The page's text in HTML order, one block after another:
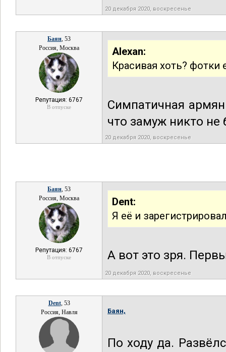
20 декабря 2020, воскресенье
Баян, 53
Россия, Москва
Репутация: 6767
В отпуске
Alexan:
Красивая хоть? фотки
Симпатичная
что замуж никто не
20 декабря 2020, воскресенье
Баян, 53
Россия, Москва
Репутация: 6767
В отпуске
Dent:
Я её и
А вот это зря.
20 декабря 2020, воскресенье
Dent, 53
Россия, Навля
Баян,
По ходу да.